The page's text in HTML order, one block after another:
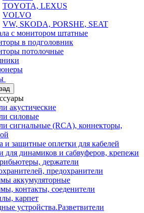
TOYOTA, LEXUS
VOLVO
VW, SKODA, PORSHE, SEAT
с монитором штатные
в подголовник
потолочные
акустические
силовые
сигнальные (RCA), коннекторы,
и защитные оплетки для кабелей
для динамиков и сабвуферов, крепежи
держатели
предохранители
аккумуляторные
контакты, соеденители
карпет
устройства.Разветвители